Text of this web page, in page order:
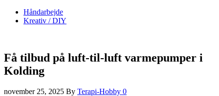
Håndarbejde
Kreativ / DIY
Få tilbud på luft-til-luft varmepumper i
Kolding
november 25, 2025 By Terapi-Hobby 0